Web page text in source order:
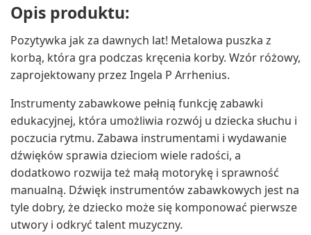
Opis produktu:
Pozytywka jak za dawnych lat! Metalowa puszka z
korbą, która gra podczas kręcenia korby. Wzór różowy,
zaprojektowany przez Ingela P Arrhenius.
Instrumenty zabawkowe pełnią funkcję zabawki
edukacyjnej, która umożliwia rozwój u dziecka słuchu i
poczucia rytmu. Zabawa instrumentami i wydawanie
dźwięków sprawia dzieciom wiele radości, a
dodatkowo rozwija też małą motorykę i sprawność
manualną. Dźwięk instrumentów zabawkowych jest na
tyle dobry, że dziecko może się komponować pierwsze
utwory i odkryć talent muzyczny.